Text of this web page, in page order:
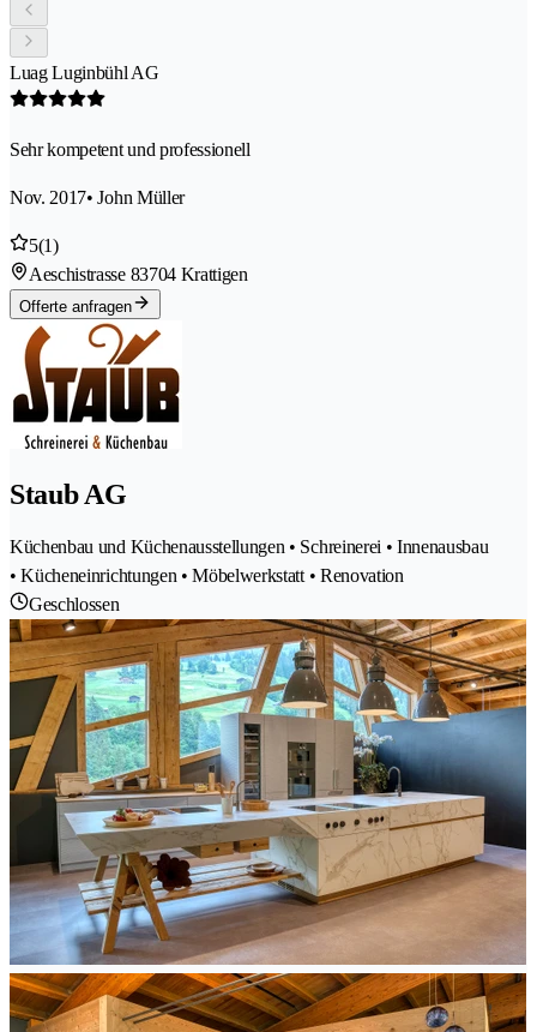
Luag Luginbühl AG
Sehr kompetent und professionell
Nov. 2017• John Müller
5(1)
Aeschistrasse 83704 Krattigen
Offerte anfragen
Staub AG
Küchenbau und Küchenausstellungen • Schreinerei • Innenausbau
• Kücheneinrichtungen • Möbelwerkstatt • Renovation
Geschlossen